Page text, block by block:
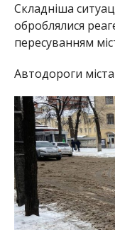
Складніша
оброблялися
пересуванням
Автодороги